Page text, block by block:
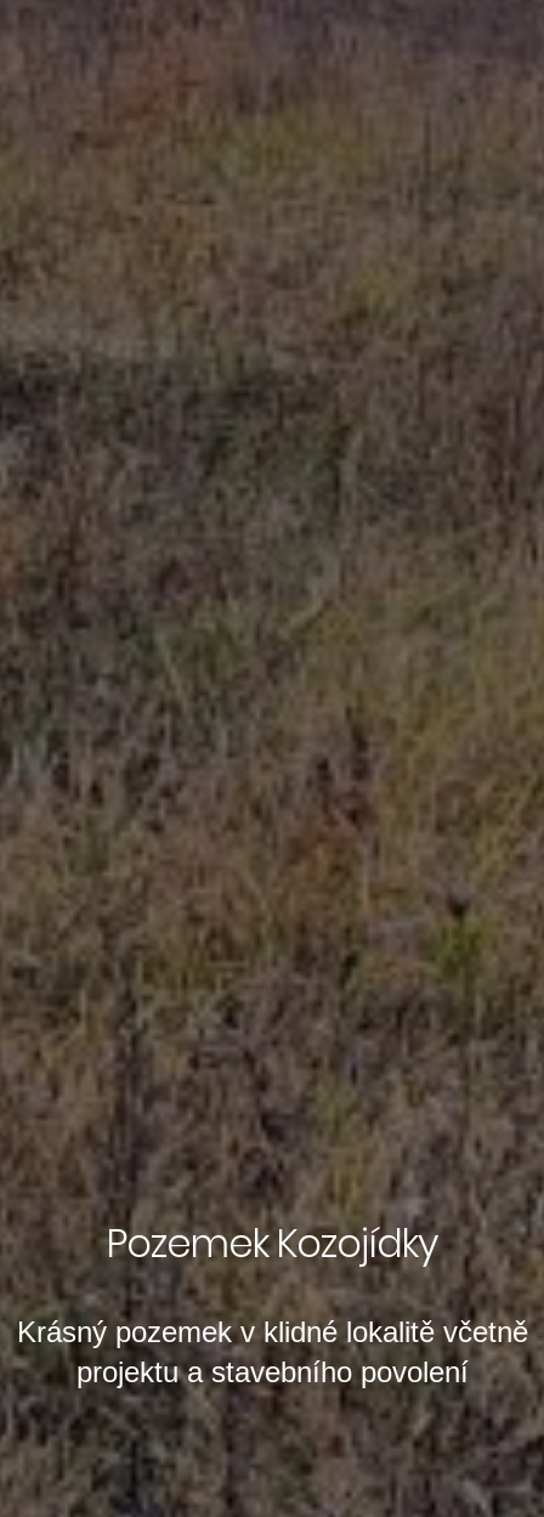
Pozemek Kozojídky
Krásný pozemek v klidné lokalitě včetně
projektu a stavebního povolení